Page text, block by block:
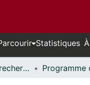
Statistiques
Vice-rectorat à la recherche // Office of the V-P, Research